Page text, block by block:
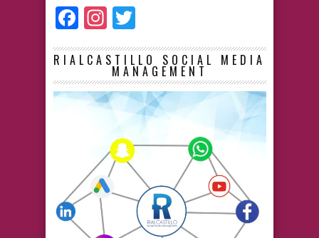
Facebook
Instagram
RIALCASTILLO SOCIAL MEDIA
MANAGEMENT